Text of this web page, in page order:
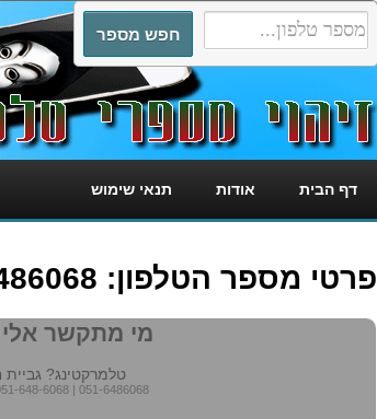
דף הבית אודות תנאי שימוש
פרטי מספר הטלפון: 0516486068
מי מתקשר אלי מ 051-
טלמרקטינג? גביית
648-6068 | 051-6486068